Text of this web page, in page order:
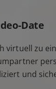
Date
virtuell zu
und